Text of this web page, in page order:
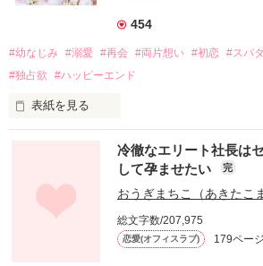
454
#幼なじみ #溺愛 #再会 #両片想い #初恋 #スパ
#独占欲
#ハッピーエンド
表紙を見る
幼なじみの哲平に淡い恋心を抱いていた美
しかし、ある出来事をきっかけに二人の関
関係修復もできないまま、美桜は両親の離
引っ越すことになり、哲平とも離れ離れに
冷徹なエリート社長は
して孕ませたい
完
おうぎまちこ（あきたこ
総文字数/207,975
恋愛(オフィスラブ) 179ページ